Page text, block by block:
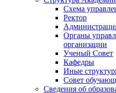
Схема
Ректор
Органы
организации
Ученый Совет
Кафедры
Иные
Совет
Сведения об